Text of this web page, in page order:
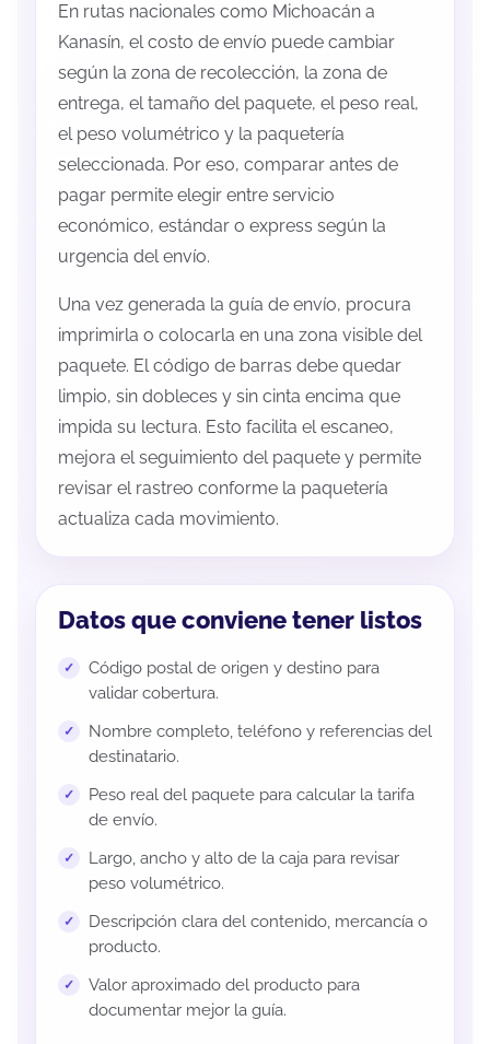
En rutas nacionales como Michoacán a
Kanasín, el costo de envío puede cambiar
según la zona de recolección, la zona de
entrega, el tamaño del paquete, el peso real,
el peso volumétrico y la paquetería
seleccionada. Por eso, comparar antes de
pagar permite elegir entre servicio
económico, estándar o express según la
urgencia del envío.
Una vez generada la guía de envío, procura
imprimirla o colocarla en una zona visible del
paquete. El código de barras debe quedar
limpio, sin dobleces y sin cinta encima que
impida su lectura. Esto facilita el escaneo,
mejora el seguimiento del paquete y permite
revisar el rastreo conforme la paquetería
actualiza cada movimiento.
Datos que conviene tener listos
Código postal de origen y destino para
validar cobertura.
Nombre completo, teléfono y referencias del
destinatario.
Peso real del paquete para calcular la tarifa
de envío.
Largo, ancho y alto de la caja para revisar
peso volumétrico.
Descripción clara del contenido, mercancía o
producto.
Valor aproximado del producto para
documentar mejor la guía.